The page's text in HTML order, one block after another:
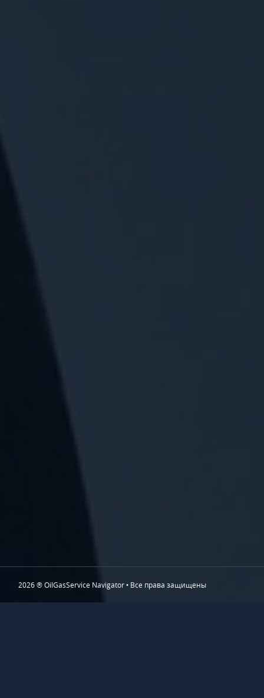
2026 ® OilGasService Navigator • Все права защищены